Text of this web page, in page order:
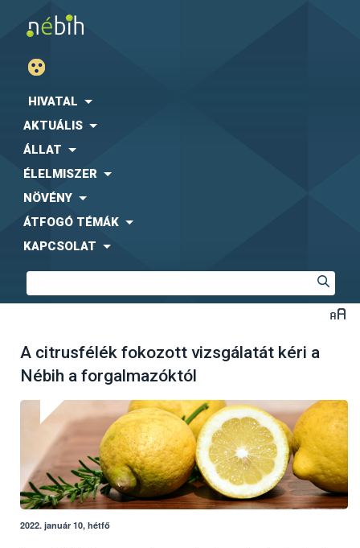
HIVATAL
AKTUÁLIS
ÁLLAT
ÉLELMISZER
NÖVÉNY
ÁTFOGÓ TÉMÁK
KAPCSOLAT
A citrusfélék fokozott vizsgálatát kéri a
Nébih a forgalmazóktól
2022. január 10, hétfő